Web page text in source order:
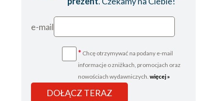
e-mail
* Chcę otrzymywać na podany e-mail
informacje o zniżkach, promocjach oraz
nowościach wydawniczych. więcej »
DOŁĄCZ TERAZ